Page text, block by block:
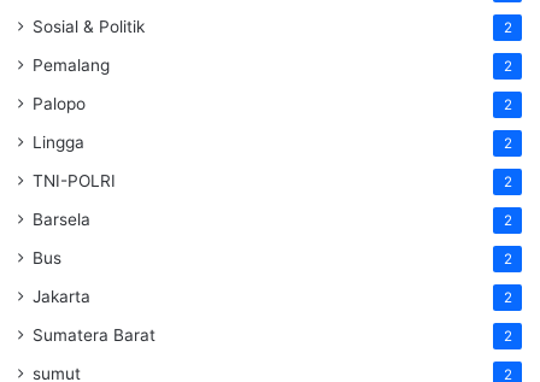
Sosial & Politik 2
Pemalang 2
Palopo 2
Lingga 2
TNI-POLRI 2
Barsela 2
Bus 2
Jakarta 2
Sumatera Barat 2
sumut 2